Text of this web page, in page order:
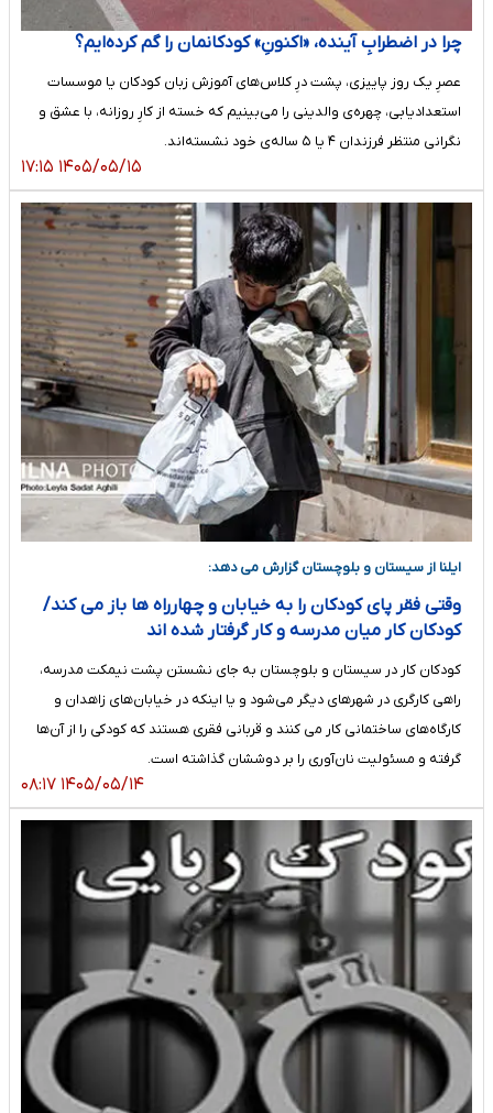
چرا در اضطرابِ آینده، «اکنونِ» کودکانمان را گم کرده‌ایم؟
عصرِ یک روز پاییزی، پشت درِ کلاس‌های آموزش زبان کودکان یا موسسات
استعدادیابی، چهره‌ی والدینی را می‌بینیم که خسته از کارِ روزانه، با عشق و
نگرانی منتظر فرزندان ۴ یا ۵ ساله‌ی خود نشسته‌اند.
۱۴۰۵/۰۵/۱۵ ۱۷:۱۵
ایلنا از سیستان و بلوچستان گزارش می دهد:
وقتی فقر پای کودکان را به خیابان و چهارراه ها باز می کند/
کودکان کار میان مدرسه و کار گرفتار شده اند
کودکان کار در سیستان و بلوچستان به جای نشستن پشت نیمکت مدرسه،
راهی کارگری در شهرهای دیگر می‌شود و یا اینکه در خیابان‌های زاهدان و
کارگاه‌های ساختمانی کار می کنند و قربانی فقری هستند که کودکی را از آن‌ها
گرفته و مسئولیت نان‌آوری را بر دوششان گذاشته است.
۱۴۰۵/۰۵/۱۴ ۰۸:۱۷